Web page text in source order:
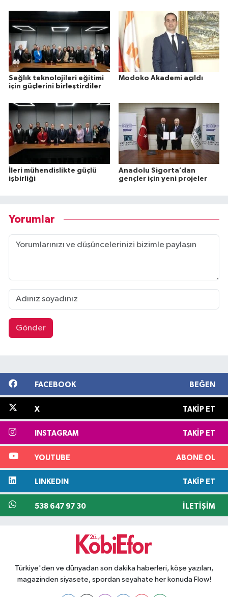
Sağlık teknolojileri eğitimi
için güçlerini birleştirdiler
Modoko Akademi açıldı
İleri mühendislikte güçlü
işbirliği
Anadolu Sigorta’dan
gençler için yeni projeler
Yorumlar
Gönder
FACEBOOK BEĞEN
X TAKIP ET
INSTAGRAM TAKIP ET
YOUTUBE ABONE OL
LINKEDIN TAKIP ET
538 647 97 30 İLETIŞIM
Türkiye'den ve dünyadan son dakika haberleri, köşe yazıları,
magazinden siyasete, spordan seyahate her konuda Flow!